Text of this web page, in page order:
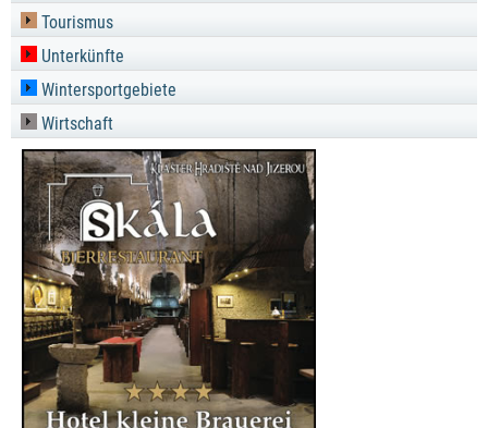
Tourismus
Unterkünfte
Wintersportgebiete
Wirtschaft